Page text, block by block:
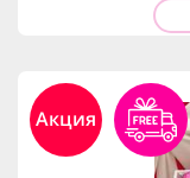
Акция